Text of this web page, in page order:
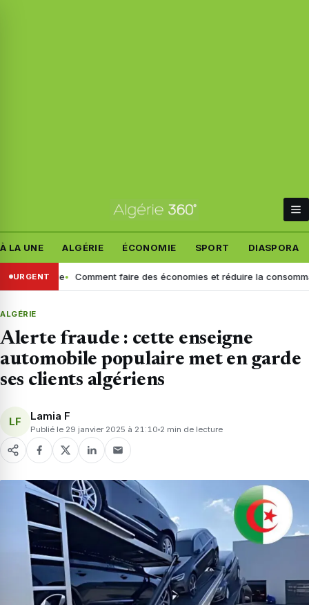
À LA UNE ALGÉRIE ÉCONOMIE SPORT DIASPORA
URGENTComment faire des économies et réduire la consommation
ALGÉRIE
Alerte fraude : cette enseigne
automobile populaire met en garde
ses clients algériens
LF Lamia F
Publié le 29 janvier 2025 à 21:10 2 min de lecture